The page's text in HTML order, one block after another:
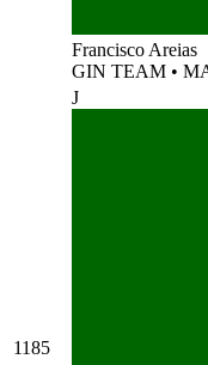
Francisco Areias
GIN TEAM •
1185
J